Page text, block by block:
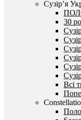
Сузір’я
30
Всі